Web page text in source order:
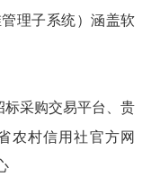
理子系统）涵盖软
标采购交易平台、贵
农村信用社官方网